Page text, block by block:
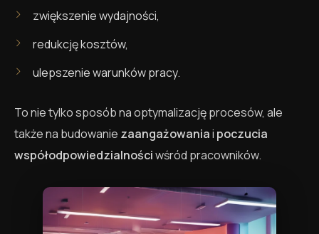
zwiększenie wydajności,
redukcję kosztów,
ulepszenie warunków pracy.
To nie tylko sposób na optymalizację procesów, ale
także na budowanie zaangażowaniai poczucia
współodpowiedzialnościwśród pracowników.